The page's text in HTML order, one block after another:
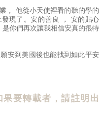
， 他從小天使裡看的聽的學的
現了。安的善良 ， 安的貼心
是你們再次讓我相信安真的很特
安到美國後也能找到如此平安
要轉載者，請註明出